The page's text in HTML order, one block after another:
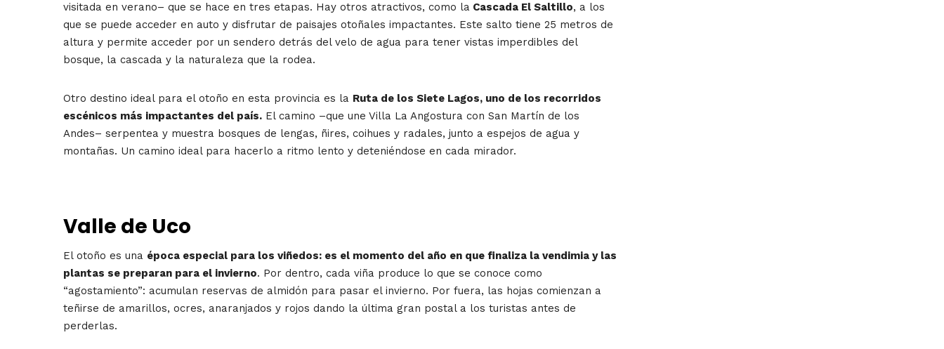
visitada en verano– que se hace en tres etapas. Hay otros atractivos, como la Cascada El Saltillo, a los
que se puede acceder en auto y disfrutar de paisajes otoñales impactantes. Este salto tiene 25 metros de
altura y permite acceder por un sendero detrás del velo de agua para tener vistas imperdibles del
bosque, la cascada y la naturaleza que la rodea.
Otro destino ideal para el otoño en esta provincia es la Ruta de los Siete Lagos, uno de los recorridos
escénicos más impactantes del país. El camino –que une Villa La Angostura con San Martín de los
Andes– serpentea y muestra bosques de lengas, ñires, coihues y radales, junto a espejos de agua y
montañas. Un camino ideal para hacerlo a ritmo lento y deteniéndose en cada mirador.
Valle de Uco
El otoño es una época especial para los viñedos: es el momento del año en que finaliza la vendimia y las
plantas se preparan para el invierno. Por dentro, cada viña produce lo que se conoce como
“agostamiento”: acumulan reservas de almidón para pasar el invierno. Por fuera, las hojas comienzan a
teñirse de amarillos, ocres, anaranjados y rojos dando la última gran postal a los turistas antes de
perderlas.